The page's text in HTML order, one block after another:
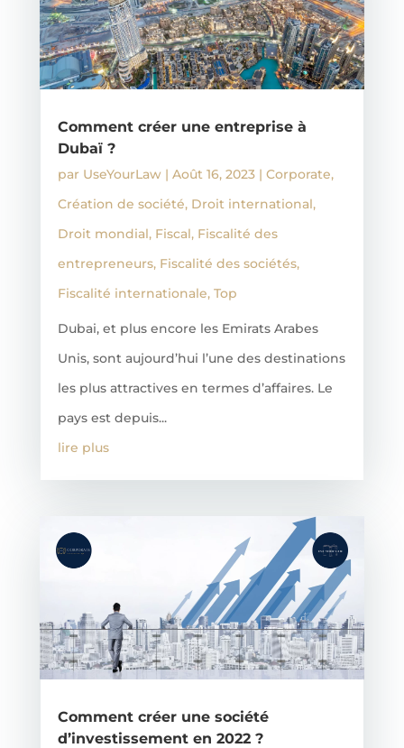
Comment créer une entreprise à
Dubaï ?
par UseYourLaw | Août 16, 2023| Corporate,
Création de société, Droit international,
Droit mondial, Fiscal, Fiscalité des
entrepreneurs, Fiscalité des sociétés,
Fiscalité internationale, Top
Dubai, et plus encore les Emirats Arabes
Unis, sont aujourd’hui l’une des destinations
les plus attractives en termes d’affaires. Le
pays est depuis...
lire plus
Comment créer une société
d’investissement en 2022 ?